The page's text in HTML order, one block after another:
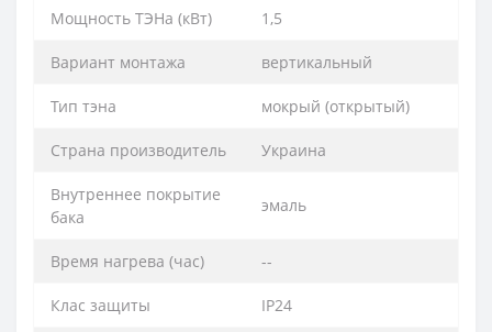
Мощность ТЭНа (кВт) 1,5
Вариант монтажа вертикальный
Тип тэна мокрый (открытый)
Страна производитель Украина
Внутреннее покрытие
бака
эмаль
Время нагрева (час) --
Клас защиты IP24